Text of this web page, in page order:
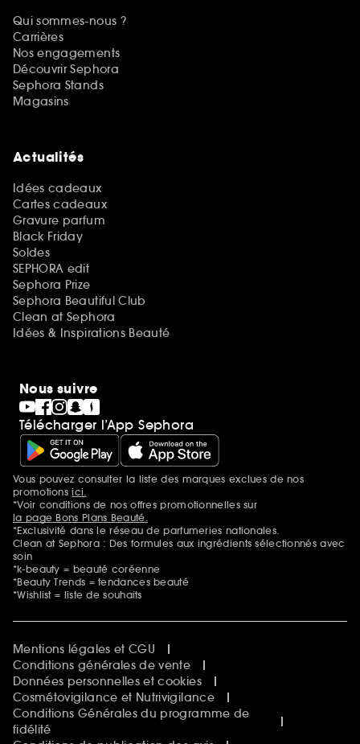
Qui sommes-nous ?
Carrières
Nos engagements
Découvrir Sephora
Sephora Stands
Magasins
Actualités
Idées cadeaux
Cartes cadeaux
Gravure parfum
Black Friday
Soldes
SEPHORA edit
Sephora Prize
Sephora Beautiful Club
Clean at Sephora
Idées & Inspirations Beauté
Nous suivre
Télécharger l’App Sephora
Mentions additionnelles
Vous pouvez consulter la liste des marques exclues de nos
promotionsici.
*Voir conditions de nos offres promotionnelles sur
la page Bons Plans Beauté.
*Exclusivité dans le réseau de parfumeries nationales.
Clean at Sephora : Des formules aux ingrédients sélectionnés avec
soin
*k-beauty = beauté coréenne
*Beauty Trends = tendances beauté
*Wishlist = liste de souhaits
Mentions légales et CGU
Conditions générales de vente
Données personnelles et cookies
Cosmétovigilance et Nutrivigilance
Conditions Générales du programme de
fidélité